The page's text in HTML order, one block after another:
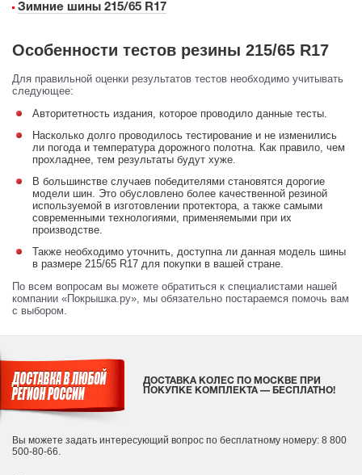
Зимние шины 215/65 R17
Особенности тестов резины 215/65 R17
Для правильной оценки результатов тестов необходимо учитывать
следующее:
Авторитетность издания, которое проводило данные тесты.
Насколько долго проводилось тестирование и не изменились
ли погода и температура дорожного полотна. Как правило, чем
прохладнее, тем результаты будут хуже.
В большинстве случаев победителями становятся дорогие
модели шин. Это обусловлено более качественной резиной
используемой в изготовлении протектора, а также самыми
современными технологиями, применяемыми при их
производстве.
Также необходимо уточнить, доступна ли данная модель шины
в размере 215/65 R17 для покупки в вашей стране.
По всем вопросам вы можете обратиться к специалистами нашей
компании «Покрышка.ру», мы обязательно постараемся помочь вам
с выбором.
ДОСТАВКА КОЛЕС ПО МОСКВЕ ПРИ
ПОКУПКЕ КОМПЛЕКТА — БЕСПЛАТНО!
Вы можете задать интересующий вопрос по бесплатному номеру: 8 800
500-80-66.